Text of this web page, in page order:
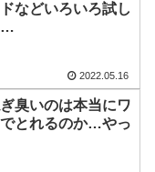
などいろいろ試し
…
2022.05.16
臭いのは本当にワ
とれるのか…やっ